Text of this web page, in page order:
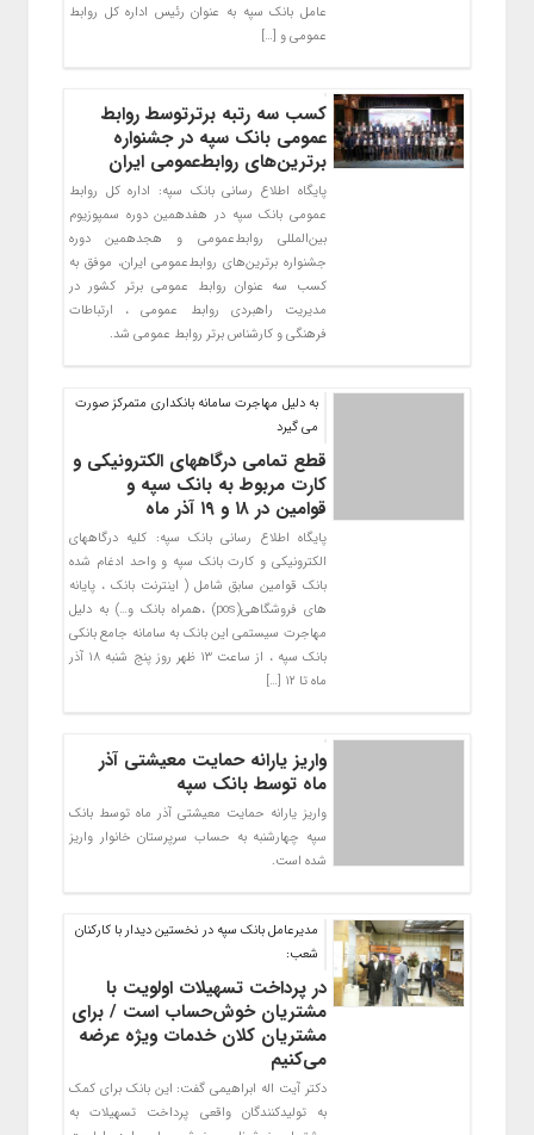
عامل بانک سپه به عنوان رئیس اداره کل روابط
عمومی و […]
کسب سه رتبه برترتوسط روابط
عمومی بانک سپه در جشنواره
برترین‌های روابط‌عمومی ایران
پایگاه اطلاع رسانی بانک سپه: اداره کل روابط
عمومی بانک سپه در هفدهمین دوره سمپوزیوم
بین‌المللی روابط‌عمومی و هجدهمین دوره
جشنواره برترین‌های روابط‌عمومی ایران، موفق به
کسب سه عنوان روابط عمومی برتر کشور در
مدیریت راهبردی روابط عمومی ، ارتباطات
فرهنگی و کارشناس برتر روابط عمومی شد.
به دلیل مهاجرت سامانه بانکداری متمرکز صورت
می گیرد
قطع تمامی درگاههای الکترونیکی و
کارت مربوط به بانک سپه و
قوامین در ۱۸ و ۱۹ آذر ماه
پایگاه اطلاع رسانی بانک سپه: کلیه درگاههای
الکترونیکی و کارت بانک سپه و واحد ادغام شده
بانک قوامین سابق شامل ( اینترنت بانک ، پایانه
های فروشگاهی(pos) ،همراه بانک و…) به دلیل
مهاجرت سیستمی این بانک به سامانه جامع بانکی
بانک سپه ، از ساعت ۱۳ ظهر روز پنج شنبه ۱۸ آذر
ماه تا ۱۲ […]
واریز یارانه حمایت معیشتی آذر
ماه توسط بانک سپه
واریز یارانه حمایت معیشتی آذر ماه توسط بانک
سپه چهارشنبه به حساب سرپرستان خانوار واریز
شده است.
مدیرعامل بانک سپه در نخستین دیدار با کارکنان
شعب:
در پرداخت تسهیلات اولویت با
مشتریان خوش‌حساب است / برای
مشتریان کلان خدمات ویژه عرضه
می‌‌کنیم
دکتر آیت اله ابراهیمی گفت: این بانک برای کمک
به تولیدکنندگان واقعی پرداخت تسهیلات به